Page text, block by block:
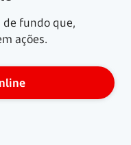
de fundo que,
ações.